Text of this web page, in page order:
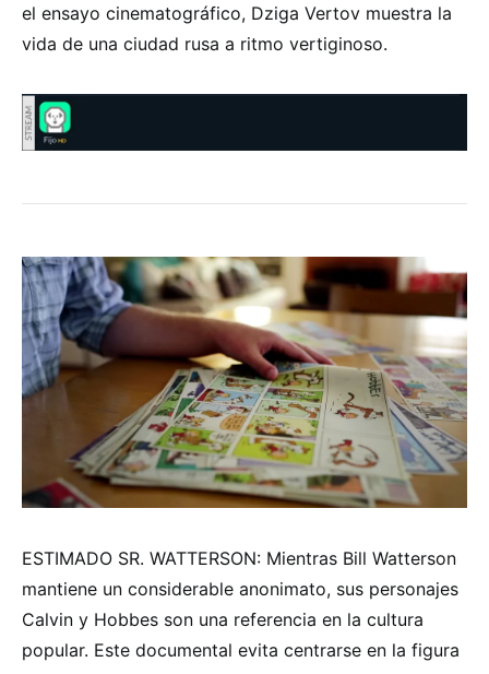
el ensayo cinematográfico, Dziga Vertov muestra la
vida de una ciudad rusa a ritmo vertiginoso.
ESTIMADO SR. WATTERSON: Mientras Bill Watterson
mantiene un considerable anonimato, sus personajes
Calvin y Hobbes son una referencia en la cultura
popular. Este documental evita centrarse en la figura